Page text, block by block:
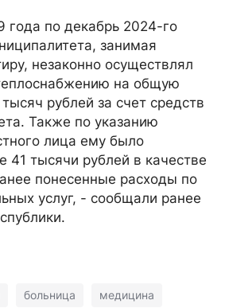
года по декабрь 2024-го
занимая
незаконно осуществлял
на общую
рублей за счет средств
Также по указанию
лица ему было
41 тысячи рублей в качестве
понесенные расходы по
услуг, - сообщали ранее
больница медицина